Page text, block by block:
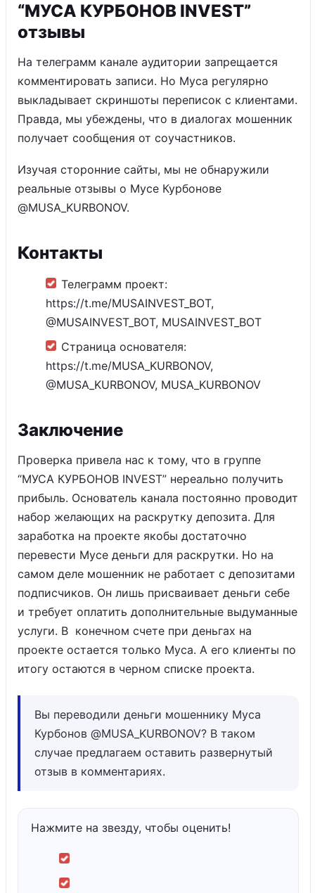
“МУСА КУРБОНОВ INVEST”
отзывы
На телеграмм канале аудитории запрещается
комментировать записи. Но Муса регулярно
выкладывает скриншоты переписок с клиентами.
Правда, мы убеждены, что в диалогах мошенник
получает сообщения от соучастников.
Изучая сторонние сайты, мы не обнаружили
реальные отзывы о Мусе Курбонове
@MUSA_KURBONOV.
Контакты
Телеграмм проект:
https://t.me/MUSAINVEST_BOT,
@MUSAINVEST_BOT, MUSAINVEST_BOT
Страница основателя:
https://t.me/MUSA_KURBONOV,
@MUSA_KURBONOV, MUSA_KURBONOV
Заключение
Проверка привела нас к тому, что в группе
“МУСА КУРБОНОВ INVEST” нереально получить
прибыль. Основатель канала постоянно проводит
набор желающих на раскрутку депозита. Для
заработка на проекте якобы достаточно
перевести Мусе деньги для раскрутки. Но на
самом деле мошенник не работает с депозитами
подписчиков. Он лишь присваивает деньги себе
и требует оплатить дополнительные выдуманные
услуги. В конечном счете при деньгах на
проекте остается только Муса. А его клиенты по
итогу остаются в черном списке проекта.
Вы переводили деньги мошеннику Муса
Курбонов @MUSA_KURBONOV? В таком
случае предлагаем оставить развернутый
отзыв в комментариях.
Нажмите на звезду, чтобы оценить!